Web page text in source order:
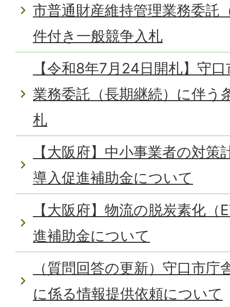
市普通財産維持管理業務委託
件付き一般競争入札
【令和8年7月24日開札】守
業務委託（長期継続）に伴う
札
【大阪府】中小事業者の対
導入促進補助金について
【大阪府】物流の脱炭素化
進補助金について
（質問回答の更新）守口市庁
に係る情報提供依頼について